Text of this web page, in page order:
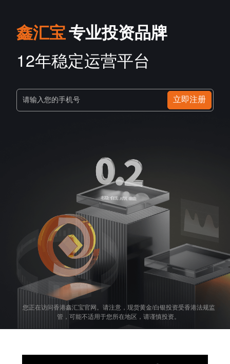
鑫汇宝专业投资品牌
12年稳定运营平台
请输入您的手机号 立即注册
您正在访问香港鑫汇宝官网。请注意，现货黄金/白银投资受香港法规监
管，可能不适用于您所在地区，请谨慎投资。